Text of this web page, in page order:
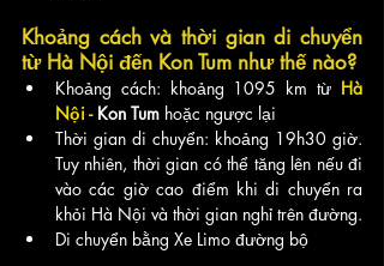
Khoảng cách và thời gian di chuyển
từ Hà Nội đến Kon Tum như thế nào?
Khoảng cách: khoảng 1095 km từ Hà
Nội - Kon Tum hoặc ngược lại
Thời gian di chuyển: khoảng 19h30 giờ.
Tuy nhiên, thời gian có thể tăng lên nếu đi
vào các giờ cao điểm khi di chuyển ra
Di chuyển bằng Xe Limo đường bộ